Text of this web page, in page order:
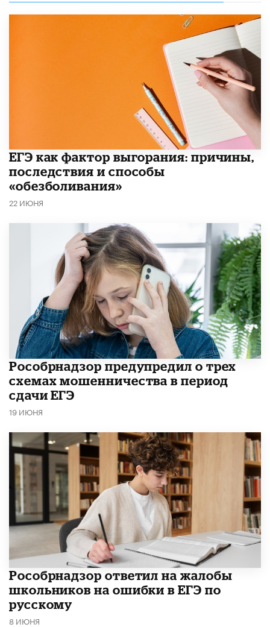
​ЕГЭ как фактор выгорания: причины,
последствия и способы
«обезболивания»
22 ИЮНЯ
Рособрнадзор предупредил о трех
схемах мошенничества в период
сдачи ЕГЭ
19 ИЮНЯ
Рособрнадзор ответил на жалобы
школьников на ошибки в ЕГЭ по
русскому
8 ИЮНЯ